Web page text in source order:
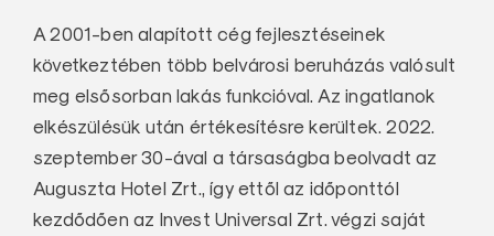
A 2001-ben alapított cég fejlesztéseinek
következtében több belvárosi beruházás valósult
meg elsősorban lakás funkcióval. Az ingatlanok
elkészülésük után értékesítésre kerültek. 2022.
szeptember 30-ával a társaságba beolvadt az
Auguszta Hotel Zrt., így ettől az időponttól
kezdődően az Invest Universal Zrt. végzi saját